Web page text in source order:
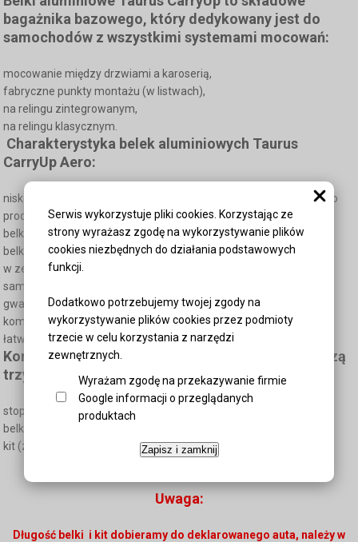
Serwis wykorzystuje pliki cookies. Korzystając ze
strony wyrażasz zgodę na wykorzystywanie plików
cookies niezbędnych do działania podstawowych
funkcji.
Dodatkowo potrzebujemy twojej zgody na
wykorzystywanie plików cookies przez podmioty
trzecie w celu korzystania z narzędzi
zewnętrznych.
Wyrażam zgodę na przekazywanie firmie
Google informacji o przeglądanych
produktach
Zapisz i zamknij
bagażnika bazowego, który dedykowany jest do
samochodów z wszystkimi systemami mocowań:
mocowanie między drzwiami a karoserią,
fabryczne punkty montażu (w listwach),
na relingu zintegrowanym,
na relingu klasycznym.
Charakterystyka belek aluminiowych Taurus
CarryUp Aero:
niska waga przy masywnym udźwigu do 75 kg ( o ile pozwala na to
producent samochodu),
belka nie generująca uciążliwego szumu podczas jazdy,
belka w kolorze aluminium, odporna na warunki atmosferycznym,
w zestawie 2 belki aluminiowe o przekroju w kształcie "skrzydła
samolotu" (wym. szer. 80 x wys. 27 mm) o długości 120 cm,
gwarancja 3 lata,
kompatybilne ze stopami Taurus CarryUp,
łatwy montaż.
Kompletny bagażnik bazowy Taurus CarryUp tworzą
trzy oddzielne elementy:
stopy (4 sztuki),
belki (2 sztuki),
kit (zestaw dopasowujący pod dany model samochodu),
Uwaga:
Długość belki i kit dobieramy do deklarowanego auta, należy w